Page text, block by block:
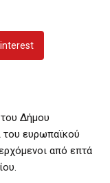
Δήμου
του ευρωπαϊκού
από επτά